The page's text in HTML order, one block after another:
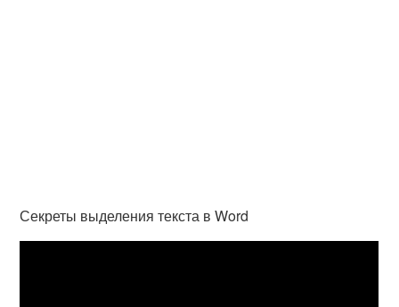
Секреты выделения текста в Word